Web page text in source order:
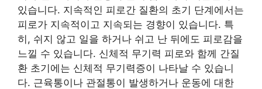
있습니다. 지속적인 피로간 질환의 초기 단계에서는
피로가 지속적이고 지속되는 경향이 있습니다. 특
히, 쉬지 않고 일을 하거나 쉬고 ​​난 뒤에도 피로감을
느낄 수 있습니다. 신체적 무기력 피로와 함께 간질
환 초기에는 신체적 무기력증이 나타날 수 있습니
다. 근육통이나 관절통이 발생하거나 운동에 대한